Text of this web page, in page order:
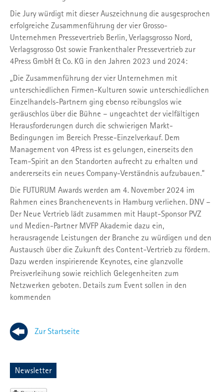
Die Jury würdigt mit dieser Auszeichnung die ausgesprochen
erfolgreiche Zusammenführung der vier Grosso-
Unternehmen Pressevertrieb Berlin, Verlagsgrosso Nord,
Verlagsgrosso Ost sowie Frankenthaler Pressevertrieb zur
4Press GmbH & Co. KG in den Jahren 2023 und 2024:
„Die Zusammenführung der vier Unternehmen mit
unterschiedlichen Firmen-Kulturen sowie unterschiedlichen
Einzelhandels-Partnern ging ebenso reibungslos wie
geräuschlos über die Bühne – ungeachtet der vielfältigen
Herausforderungen durch die schwierigen Markt-
Bedingungen im Bereich Presse-Einzelverkauf. Dem
Management von 4Press ist es gelungen, einerseits den
Team-Spirit an den Standorten aufrecht zu erhalten und
andererseits ein neues Company-Verständnis aufzubauen.“
Die FUTURUM Awards werden am 4. November 2024 im
Rahmen eines Branchenevents in Hamburg verliehen. DNV –
Der Neue Vertrieb lädt zusammen mit Haupt-Sponsor PVZ
und Medien-Partner MVFP Akademie dazu ein,
herausragende Leistungen der Branche zu würdigen und den
Austausch über die Zukunft des Content-Vertrieb zu fördern.
Dazu werden inspirierende Keynotes, eine glanzvolle
Preisverleihung sowie reichlich Gelegenheiten zum
Netzwerken geboten. Details zum Event sollen in den
kommenden
Zur Startseite
Newsletter